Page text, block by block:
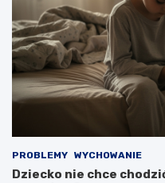
PROBLEMY WYCHOWANIE
Dziecko nie chce